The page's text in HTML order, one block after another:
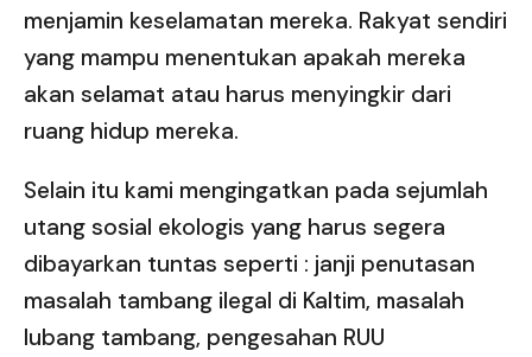
menjamin keselamatan mereka. Rakyat sendiri
yang mampu menentukan apakah mereka
akan selamat atau harus menyingkir dari
ruang hidup mereka.
Selain itu kami mengingatkan pada sejumlah
utang sosial ekologis yang harus segera
dibayarkan tuntas seperti : janji penutasan
masalah tambang ilegal di Kaltim, masalah
lubang tambang, pengesahan RUU